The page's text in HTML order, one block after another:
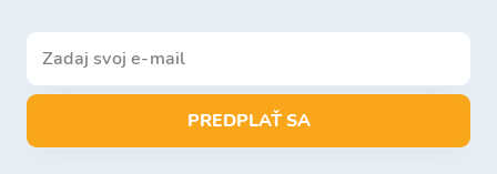
PREDPLAŤ SA